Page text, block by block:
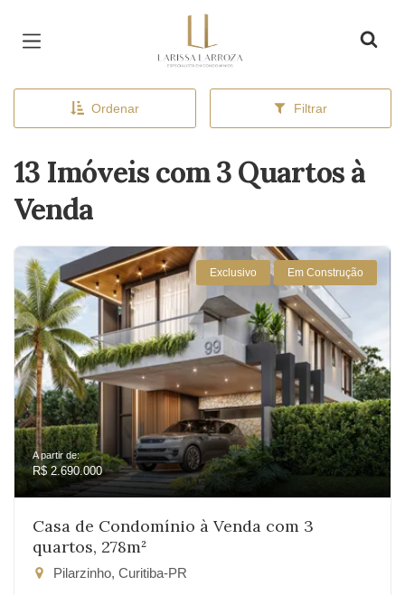
Ordenar Filtrar
13 Imóveis com 3 Quartos à
Venda
Exclusivo Em Construção
A partir de:
R$ 2.690.000
Casa de Condomínio à Venda com 3
quartos, 278m²
Pilarzinho, Curitiba-PR